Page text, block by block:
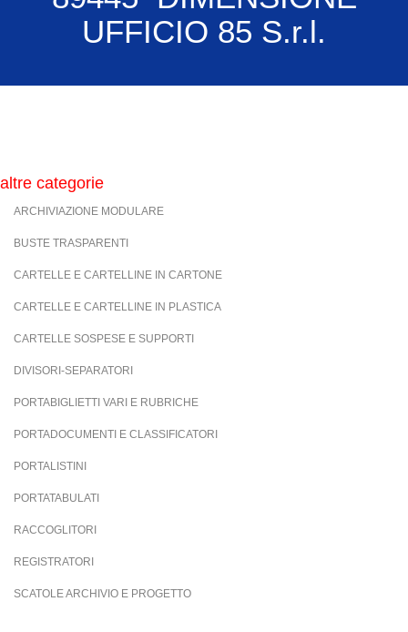
UFFICIO 85 S.r.l.
altre categorie
ARCHIVIAZIONE MODULARE
BUSTE TRASPARENTI
CARTELLE E CARTELLINE IN CARTONE
CARTELLE E CARTELLINE IN PLASTICA
CARTELLE SOSPESE E SUPPORTI
DIVISORI-SEPARATORI
PORTABIGLIETTI VARI E RUBRICHE
PORTADOCUMENTI E CLASSIFICATORI
PORTALISTINI
PORTATABULATI
RACCOGLITORI
REGISTRATORI
SCATOLE ARCHIVIO E PROGETTO